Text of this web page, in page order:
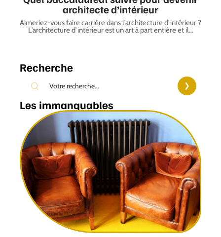
architecte d’intérieur
Aimeriez-vous faire carrière dans l’architecture d’intérieur ?
L’architecture d’intérieur est un art à part entière et il…
Recherche
Les immanquables